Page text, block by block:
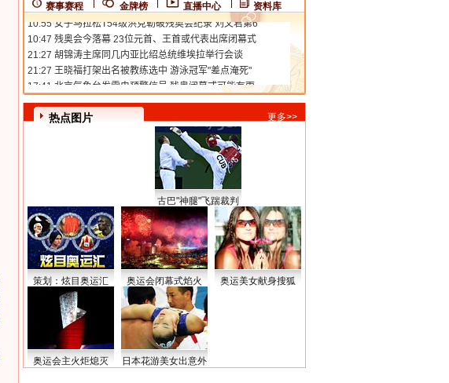
赛事赛程 金牌榜 直播中心 资料库
热点图片 更多>>
古巴"神腿"飞踹裁判
策划：炫目奥运汇 奥运会闭幕式焰火 奥运美女献身搜狐
奥运会主火炬熄灭 日本花游美女出意外